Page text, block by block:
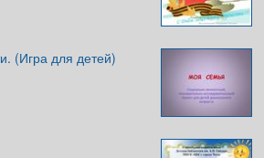
(Игра для детей)